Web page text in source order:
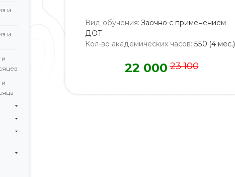
и
и
и
и
Вид обучения: Заочно с применением
ДОТ
Кол-во академических часов: 550 (4 мес.)
22 000 23 100